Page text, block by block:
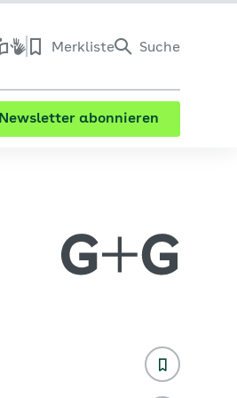
Merkliste Suche
Newsletter abonnieren